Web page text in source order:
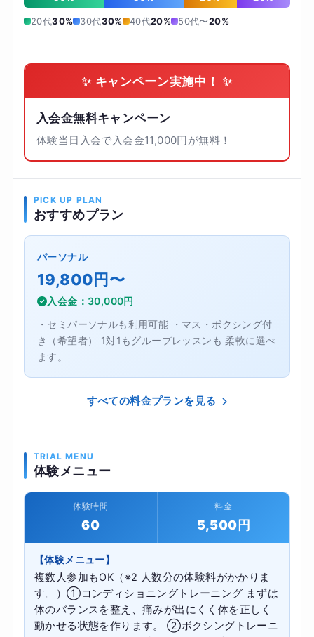
20代30% 30代30% 40代20% 50代〜20%
✨ キャンペーン実施中！ ✨
入会金無料キャンペーン
体験当日入会で入会金11,000円が無料！
PICK UP PLAN
おすすめプラン
パーソナル
19,800円〜
入会金：30,000円
・セミパーソナルも利用可能 ・マス・ボクシング付
き（希望者） 1対1もグループレッスンも 柔軟に選べ
ます。
すべての料金プランを見る
TRIAL MENU
体験メニュー
体験時間
60
料金
5,500円
【体験メニュー】
複数人参加もOK（※2 人数分の体験料がかかりま
す。）①コンディショニングトレーニング まずは
体のバランスを整え、痛みが出にくく体を正しく
動かせる状態を作ります。 ②ボクシングトレーニ